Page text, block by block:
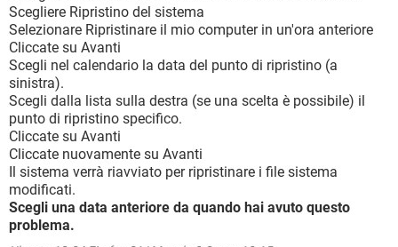
Scegliere Ripristino del sistema
Selezionare Ripristinare il mio computer in un'ora anteriore
Cliccate su Avanti
Scegli nel calendario la data del punto di ripristino (a
sinistra).
Scegli dalla lista sulla destra (se una scelta è possibile) il
punto di ripristino specifico.
Cliccate su Avanti
Cliccate nuovamente su Avanti
Il sistema verrà riavviato per ripristinare i file sistema
modificati.
Scegli una data anteriore da quando hai avuto questo
problema.